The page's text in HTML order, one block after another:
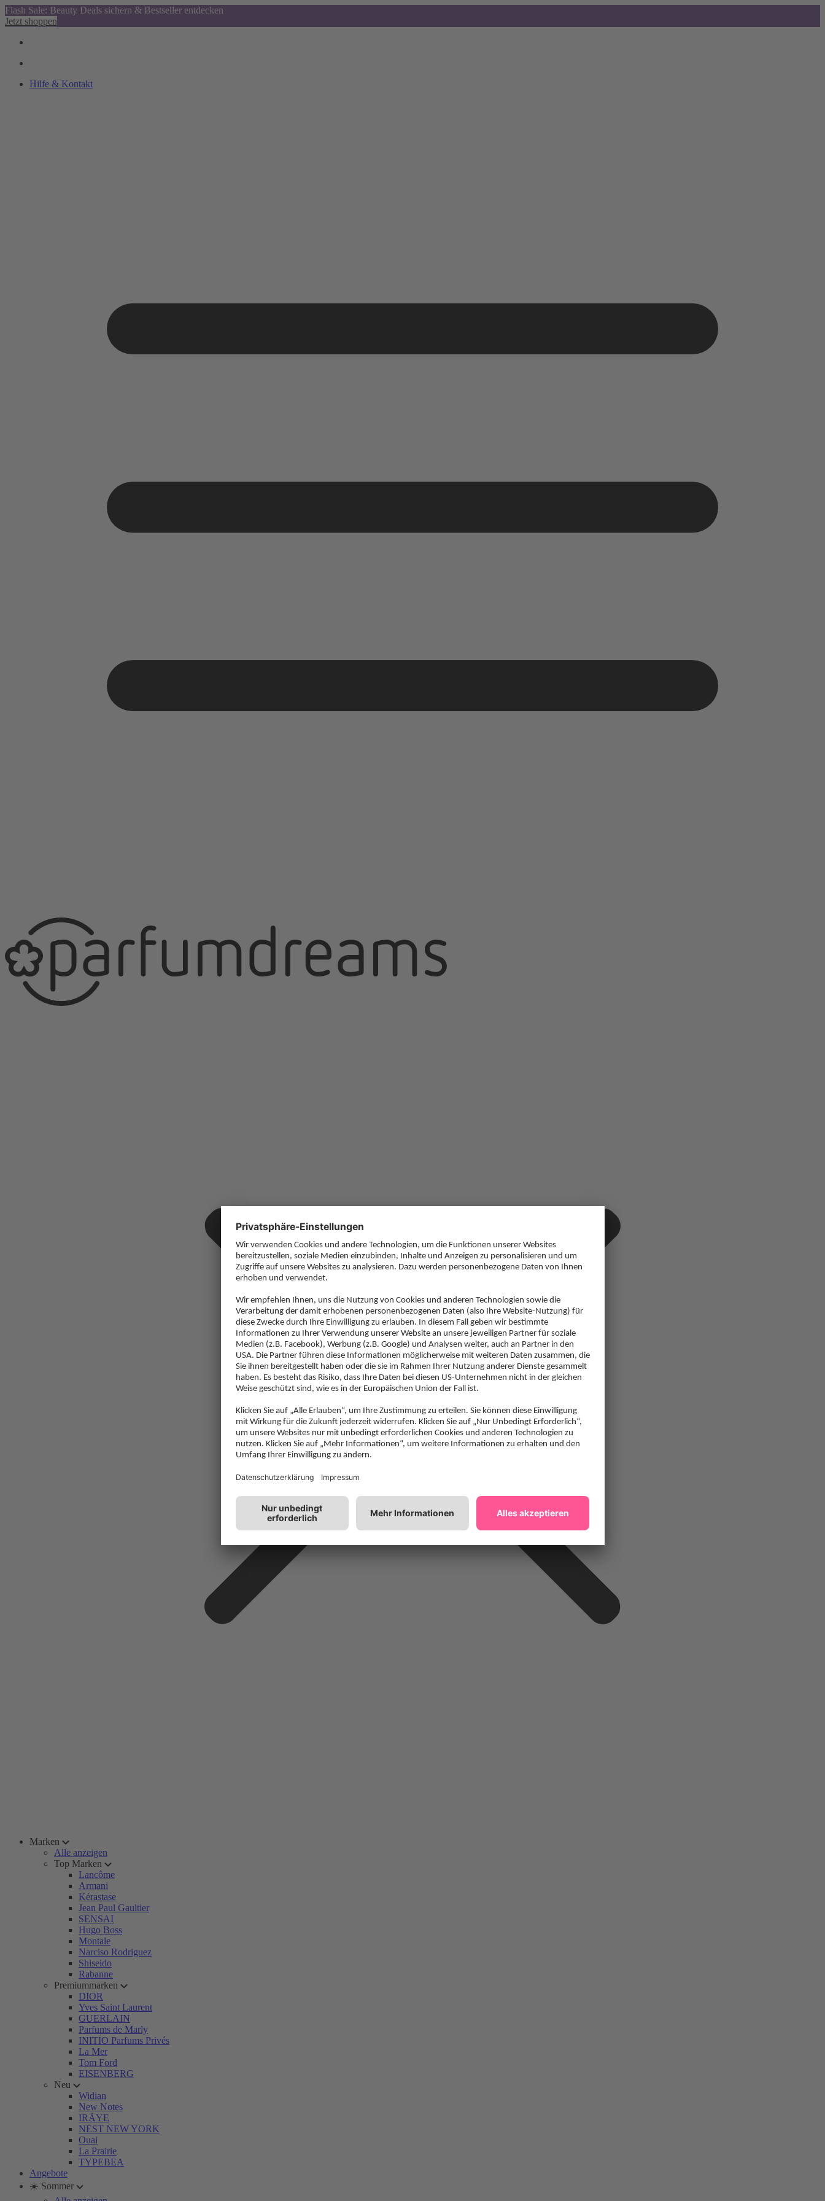
Flash Sale: Beauty Deals sichern & Bestseller entdecken
Jetzt shoppen
Hilfe & Kontakt
Marken
Alle anzeigen
Top Marken
Lancôme
Armani
Kérastase
Jean Paul Gaultier
SENSAI
Hugo Boss
Montale
Narciso Rodriguez
Shiseido
Rabanne
Premiummarken
DIOR
Yves Saint Laurent
GUERLAIN
Parfums de Marly
INITIO Parfums Privés
La Mer
Tom Ford
EISENBERG
Neu
Widian
New Notes
IRÄYE
NEST NEW YORK
Ouai
La Prairie
TYPEBEA
Angebote
☀️ Sommer